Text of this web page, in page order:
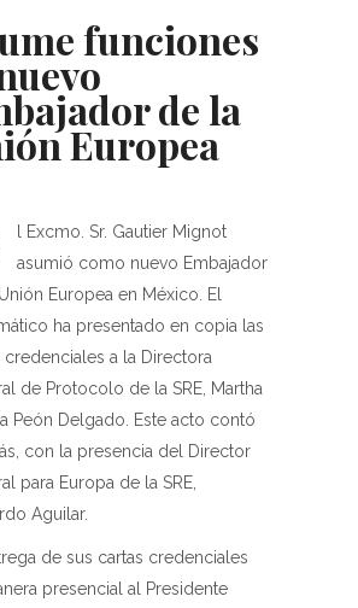
funciones
de la
Europea
l Excmo. Sr. Gautier Mignot
asumió como nuevo Embajador
Europea en México. El
ha presentado en copia las
credenciales a la Directora
de Protocolo de la SRE, Martha
Peón Delgado. Este acto contó
con la presencia del Director
para Europa de la SRE,
Aguilar.
de sus cartas credenciales
presencial al Presidente